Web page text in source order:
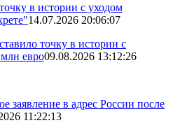
в истории с уходом
14.07.2026 20:06:07
точку в истории с
млн евро09.08.2026 13:12:26
заявление в адрес России после
11:22:13